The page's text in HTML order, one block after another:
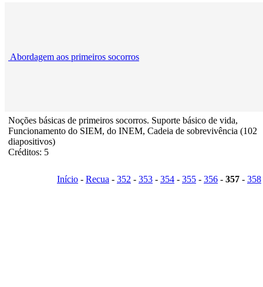
Abordagem aos primeiros socorros
Noções básicas de primeiros socorros. Suporte básico de vida,
Funcionamento do SIEM, do INEM, Cadeia de sobrevivência (102
diapositivos)
Créditos: 5
Início - Recua - 352 - 353 - 354 - 355 - 356 - 357 - 358